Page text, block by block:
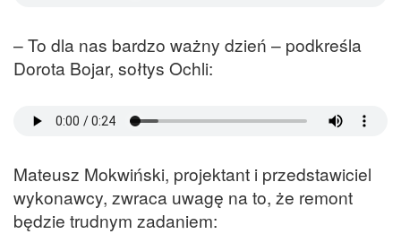
– To dla nas bardzo ważny dzień – podkreśla
Dorota Bojar, sołtys Ochli:
Mateusz Mokwiński, projektant i przedstawiciel
wykonawcy, zwraca uwagę na to, że remont
będzie trudnym zadaniem: